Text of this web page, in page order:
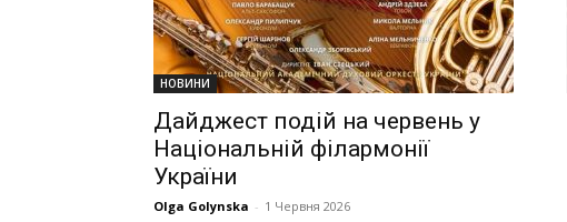
НОВИНИ
Дайджест подій на червень у
Національній філармонії
України
Olga Golynska - 1 Червня 2026